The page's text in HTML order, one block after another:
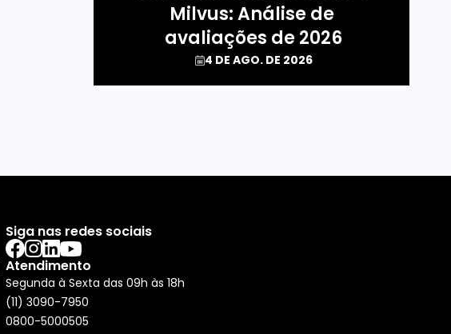
Milvus: Análise de
avaliações de 2026
4 DE AGO. DE 2026
Siga nas redes sociais
Atendimento
Segunda à Sexta das 09h às 18h
(11) 3090-7950
0800-5000505